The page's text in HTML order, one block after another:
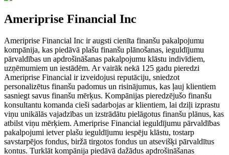
Ameriprise Financial Inc
Ameriprise Financial Inc ir augsti cienīta finanšu pakalpojumu
kompānija, kas piedāvā plašu finanšu plānošanas, ieguldījumu
pārvaldības un apdrošināšanas pakalpojumu klāstu indivīdiem,
uzņēmumiem un iestādēm. Ar vairāk nekā 125 gadu pieredzi
Ameriprise Financial ir izveidojusi reputāciju, sniedzot
personalizētus finanšu padomus un risinājumus, kas ļauj klientiem
sasniegt savus finanšu mērķus. Kompānijas pieredzējušo finanšu
konsultantu komanda cieši sadarbojas ar klientiem, lai dziļi izprastu
viņu unikālās vajadzības un izstrādātu pielāgotus finanšu plānus, kas
atbilst viņu mērķiem. Ameriprise Financial ieguldījumu pārvaldības
pakalpojumi ietver plašu ieguldījumu iespēju klāstu, tostarp
savstarpējos fondus, biržā tirgotos fondus un atsevišķi pārvaldītus
kontus. Turklāt kompānija piedāvā dažādus apdrošināšanas